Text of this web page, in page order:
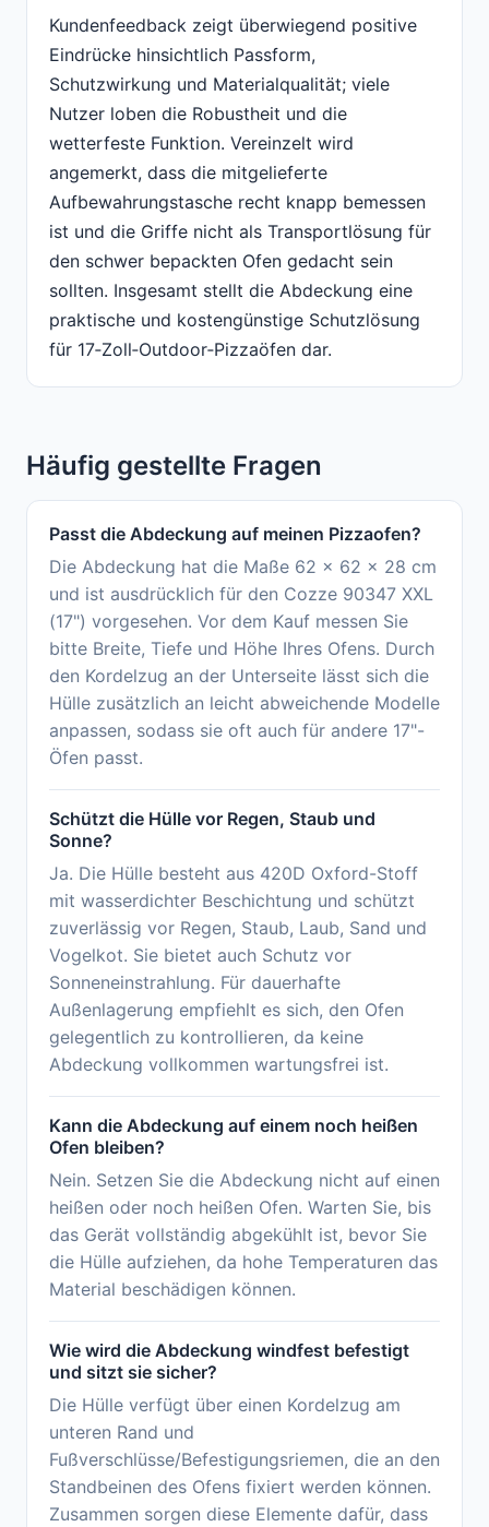
Kundenfeedback zeigt überwiegend positive
Eindrücke hinsichtlich Passform,
Schutzwirkung und Materialqualität; viele
Nutzer loben die Robustheit und die
wetterfeste Funktion. Vereinzelt wird
angemerkt, dass die mitgelieferte
Aufbewahrungstasche recht knapp bemessen
ist und die Griffe nicht als Transportlösung für
den schwer bepackten Ofen gedacht sein
sollten. Insgesamt stellt die Abdeckung eine
praktische und kostengünstige Schutzlösung
für 17‑Zoll‑Outdoor‑Pizzaöfen dar.
Häufig gestellte Fragen
Passt die Abdeckung auf meinen Pizzaofen?
Die Abdeckung hat die Maße 62 x 62 x 28 cm
und ist ausdrücklich für den Cozze 90347 XXL
(17") vorgesehen. Vor dem Kauf messen Sie
bitte Breite, Tiefe und Höhe Ihres Ofens. Durch
den Kordelzug an der Unterseite lässt sich die
Hülle zusätzlich an leicht abweichende Modelle
anpassen, sodass sie oft auch für andere 17"-
Öfen passt.
Schützt die Hülle vor Regen, Staub und
Sonne?
Ja. Die Hülle besteht aus 420D Oxford-Stoff
mit wasserdichter Beschichtung und schützt
zuverlässig vor Regen, Staub, Laub, Sand und
Vogelkot. Sie bietet auch Schutz vor
Sonneneinstrahlung. Für dauerhafte
Außenlagerung empfiehlt es sich, den Ofen
gelegentlich zu kontrollieren, da keine
Abdeckung vollkommen wartungsfrei ist.
Kann die Abdeckung auf einem noch heißen
Ofen bleiben?
Nein. Setzen Sie die Abdeckung nicht auf einen
heißen oder noch heißen Ofen. Warten Sie, bis
das Gerät vollständig abgekühlt ist, bevor Sie
die Hülle aufziehen, da hohe Temperaturen das
Material beschädigen können.
Wie wird die Abdeckung windfest befestigt
und sitzt sie sicher?
Die Hülle verfügt über einen Kordelzug am
unteren Rand und
Fußverschlüsse/Befestigungsriemen, die an den
Standbeinen des Ofens fixiert werden können.
Zusammen sorgen diese Elemente dafür, dass